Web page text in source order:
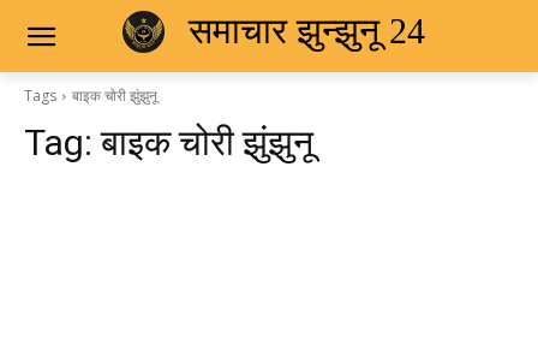
समाचार झुन्झुनू 24
Tags बाइक चोरी झुंझुनू
Tag:बाइक चोरी झुंझुनू